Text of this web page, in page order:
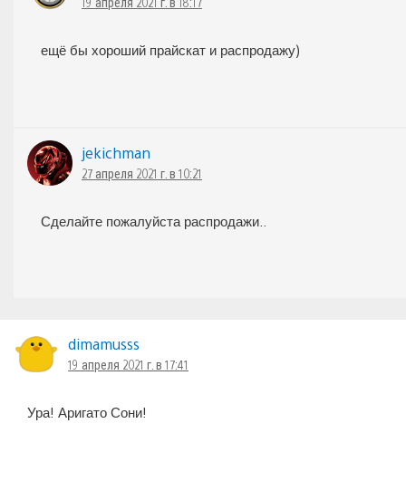
ещё бы хороший прайскат и распродажу)
jekichman
27 апреля 2021 г. в 10:21
Сделайте пожалуйста распродажи..
dimamusss
19 апреля 2021 г. в 17:41
Ура! Аригато Сони!